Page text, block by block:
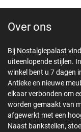
Over ons
Bij Nostalgiepalast
uiteenlopende stijlen.
winkel bent u 7 dagen
Antieke en nieuwe
elkaar verbonden om
worden gemaakt van
afgewerkt met een
Naast bankstellen,